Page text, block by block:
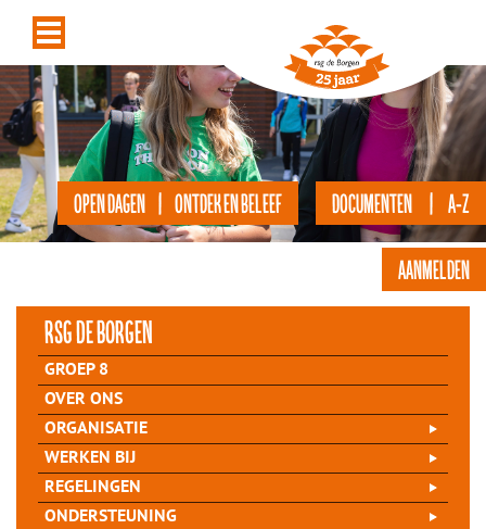
DOCUMENTEN | A-Z
OPEN DAGEN | ONTDEK EN BELEEF
AANMELDEN
rsg de Borgen
GROEP 8
OVER ONS
ORGANISATIE
WERKEN BIJ
REGELINGEN
ONDERSTEUNING